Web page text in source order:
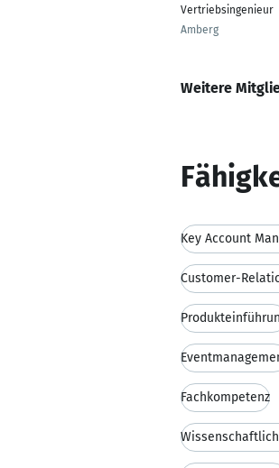
Vertriebsingenieur
Amberg
Weitere
Key Account
Customer-
Fachkompetenz